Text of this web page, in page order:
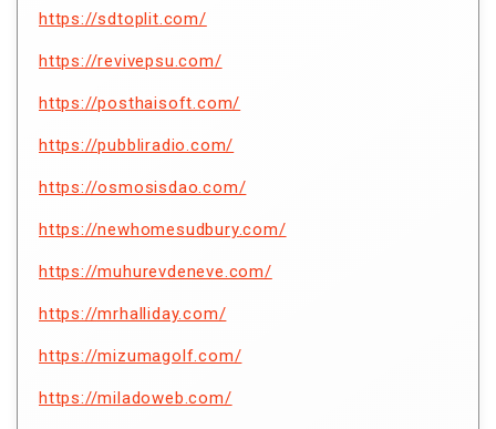
https://sdtoplit.com/
https://revivepsu.com/
https://posthaisoft.com/
https://pubbliradio.com/
https://osmosisdao.com/
https://newhomesudbury.com/
https://muhurevdeneve.com/
https://mrhalliday.com/
https://mizumagolf.com/
https://miladoweb.com/